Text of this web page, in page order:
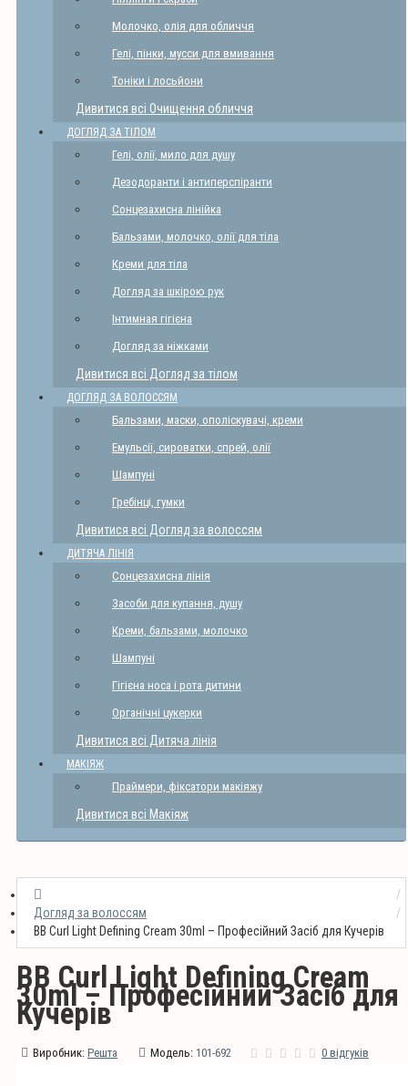
Молочко, олія для обличчя
Гелі, пінки, мусси для вмивання
Тоніки і лосьйони
Дивитися всі Очищення обличчя
ДОГЛЯД ЗА ТІЛОМ
Гелі, олії, мило для душу
Дезодоранти і антиперспіранти
Сонцезахисна лінійка
Бальзами, молочко, олії для тіла
Креми для тіла
Догляд за шкірою рук
Інтимная гігієна
Догляд за ніжками
Дивитися всі Догляд за тілом
ДОГЛЯД ЗА ВОЛОССЯМ
Бальзами, маски, ополіскувачі, креми
Емульсії, сироватки, спрей, олії
Шампуні
Гребінці, гумки
Дивитися всі Догляд за волоссям
ДИТЯЧА ЛІНІЯ
Сонцезахисна лінія
Засоби для купання, душу
Креми, бальзами, молочко
Шампуні
Гігієна носа і рота дитини
Органічні цукерки
Дивитися всі Дитяча лінія
МАКІЯЖ
Праймери, фіксатори макіяжу
Дивитися всі Макіяж
Догляд за волоссям
BB Curl Light Defining Cream 30ml – Професійний Засіб для Кучерів
BB Curl Light Defining Cream
30ml – Професійний Засіб для
Кучерів
Виробник: Решта Модель: 101-692 0 відгуків